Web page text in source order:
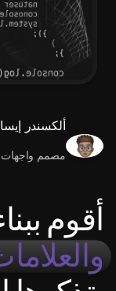
ألكسندر
مصمم واجهات
أقوم